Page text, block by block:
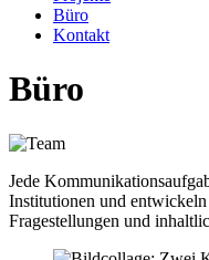
Büro
Kontakt
Büro
Jede
Institutionen und
Fragestellungen und